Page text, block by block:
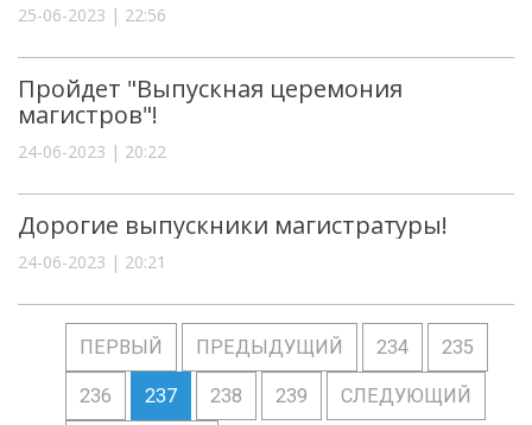
25-06-2023 | 22:56
Пройдет "Выпускная церемония
магистров"!
24-06-2023 | 20:22
Дорогие выпускники магистратуры!
24-06-2023 | 20:21
ПЕРВЫЙ ПРЕДЫДУЩИЙ 234 235
236 237 238 239 СЛЕДУЮЩИЙ